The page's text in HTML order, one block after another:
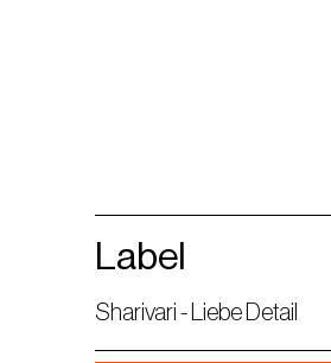
Label
Sharivari - Liebe Detail